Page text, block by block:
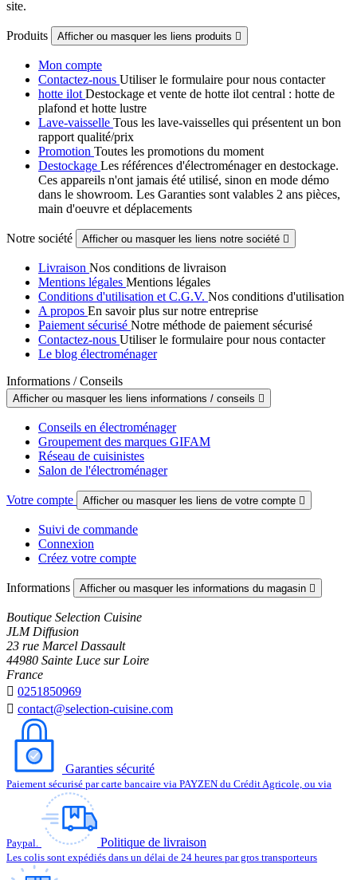
site.
Produits Afficher ou masquer les liens produits 
Mon compte
Contactez-nous Utiliser le formulaire pour nous contacter
hotte ilot Destockage et vente de hotte ilot central : hotte de
plafond et hotte lustre
Lave-vaisselle Tous les lave-vaisselles qui présentent un bon
rapport qualité/prix
Promotion Toutes les promotions du moment
Destockage Les références d'électroménager en destockage.
Ces appareils n'ont jamais été utilisé, sinon en mode démo
dans le showroom. Les Garanties sont valables 2 ans pièces,
main d'oeuvre et déplacements
Notre société Afficher ou masquer les liens notre société 
Livraison Nos conditions de livraison
Mentions légales Mentions légales
Conditions d'utilisation et C.G.V. Nos conditions d'utilisation
A propos En savoir plus sur notre entreprise
Paiement sécurisé Notre méthode de paiement sécurisé
Contactez-nous Utiliser le formulaire pour nous contacter
Le blog électroménager
Informations / Conseils
Afficher ou masquer les liens informations / conseils 
Conseils en électroménager
Groupement des marques GIFAM
Réseau de cuisinistes
Salon de l'électroménager
Votre compte Afficher ou masquer les liens de votre compte 
Suivi de commande
Connexion
Créez votre compte
Informations Afficher ou masquer les informations du magasin 
Boutique Selection Cuisine
JLM Diffusion
23 rue Marcel Dassault
44980 Sainte Luce sur Loire
France
 0251850969
 contact@selection-cuisine.com
Garanties sécurité
Paiement sécurisé par carte bancaire via PAYZEN du Crédit Agricole, ou via
Paypal. Politique de livraison
Les colis sont expédiés dans un délai de 24 heures par gros transporteurs